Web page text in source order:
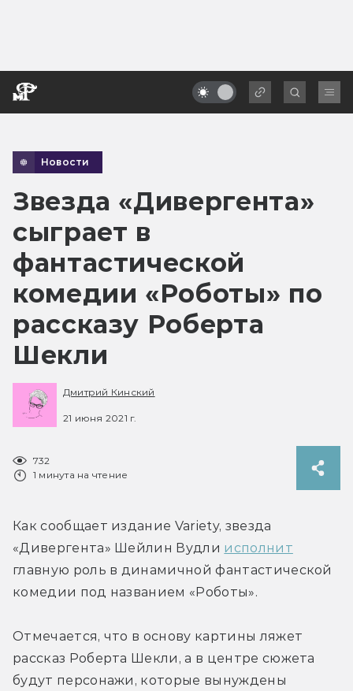
Новости
Звезда «Дивергента»
сыграет в
фантастической
комедии «Роботы» по
рассказу Роберта
Шекли
Дмитрий Кинский
21 июня 2021 г.
732
1 минута на чтение
Как сообщает издание Variety, звезда
«Дивергента» Шейлин Вудли исполнит
главную роль в динамичной фантастической
комедии под названием «Роботы».
Отмечается, что в основу картины ляжет
рассказ Роберта Шекли, а в центре сюжета
будут персонажи, которые вынуждены